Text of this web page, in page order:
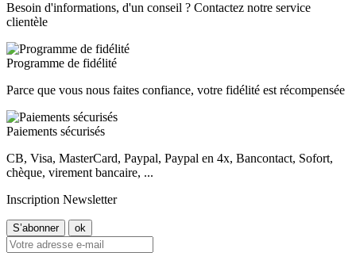
Besoin d'informations, d'un conseil ? Contactez notre service
clientèle
Programme de fidélité
Parce que vous nous faites confiance, votre fidélité est récompensée
Paiements sécurisés
CB, Visa, MasterCard, Paypal, Paypal en 4x, Bancontact, Sofort,
chèque, virement bancaire, ...
Inscription Newsletter